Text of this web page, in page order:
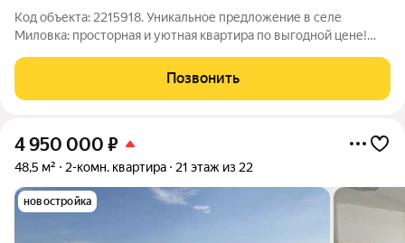
Код объекта: 2215918. Уникальное предложение в селе
Миловка: просторная и уютная квартира по выгодной цене!
на улице Довлатова, 3. Год постройки 2017. Квартира
расположена на первом этаже
Позвонить
4 950 000 ₽
48,5 м² 2-комн. квартира 21 этаж из 22
новостройка